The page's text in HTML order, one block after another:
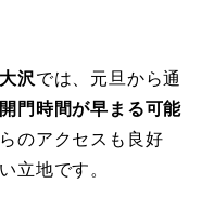
沢では、元旦から通
門時間が早まる可能
のアクセスも良好
立地です。